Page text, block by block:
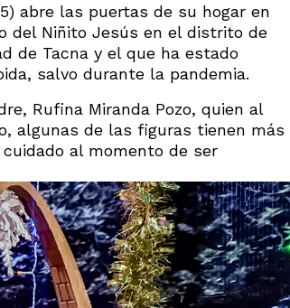
abre las puertas de su hogar en
del Niñito Jesús en el distrito de
de Tacna y el que ha estado
salvo durante la pandemia.
Rufina Miranda Pozo, quien al
algunas de las figuras tienen más
al momento de ser